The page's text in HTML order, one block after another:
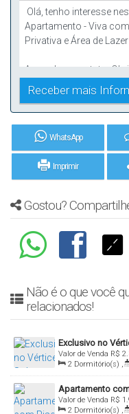
WhatsApp
Imprimir
Gostou?
Não é o que você
relacionados!
Exclusivo no
Incomparável em
R$
Valor de Venda
Dourado, N tem,
Catarina, Brasil
2 Dormitório(s) ,
Sala(s) , 2 Suíte(s)
Apartamento
Viva Park Porto
R$
Valor de Venda
2 Dormitório(s) ,